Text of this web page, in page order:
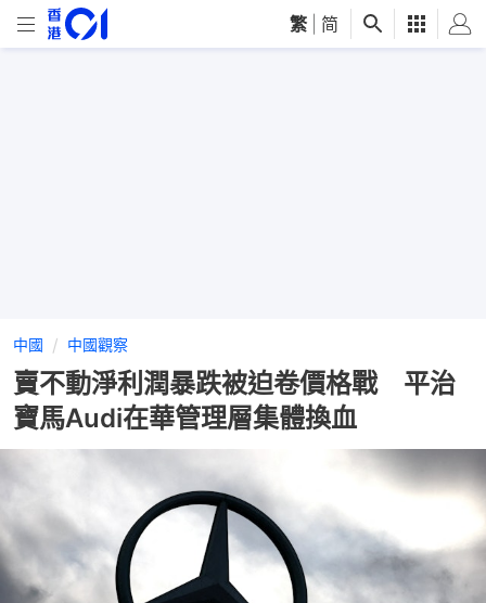
繁 简
中國 中國觀察
賣不動淨利潤暴跌被迫卷價格戰 平治
寶馬Audi在華管理層集體換血